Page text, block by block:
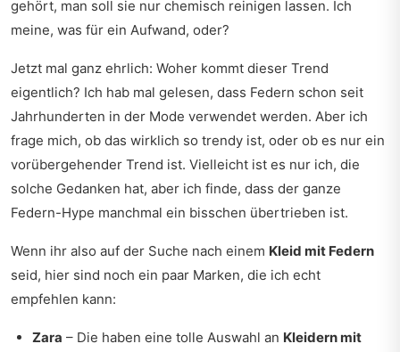
gehört, man soll sie nur chemisch reinigen lassen. Ich
meine, was für ein Aufwand, oder?
Jetzt mal ganz ehrlich: Woher kommt dieser Trend
eigentlich? Ich hab mal gelesen, dass Federn schon seit
Jahrhunderten in der Mode verwendet werden. Aber ich
frage mich, ob das wirklich so trendy ist, oder ob es nur ein
vorübergehender Trend ist. Vielleicht ist es nur ich, die
solche Gedanken hat, aber ich finde, dass der ganze
Federn-Hype manchmal ein bisschen übertrieben ist.
Wenn ihr also auf der Suche nach einem Kleid mit Federn
seid, hier sind noch ein paar Marken, die ich echt
empfehlen kann:
Zara – Die haben eine tolle Auswahl an Kleidern mit